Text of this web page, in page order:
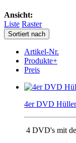
Ansicht:
Liste Raster
Sortiert nach
Artikel-Nr.
Produkte+
Preis
4er DVD
4 DVD's mit